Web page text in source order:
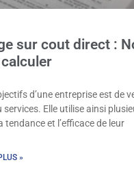
sur cout direct :
d’une entreprise est de
services. Elle utilise ainsi
tendance et l’efficace de leur
»